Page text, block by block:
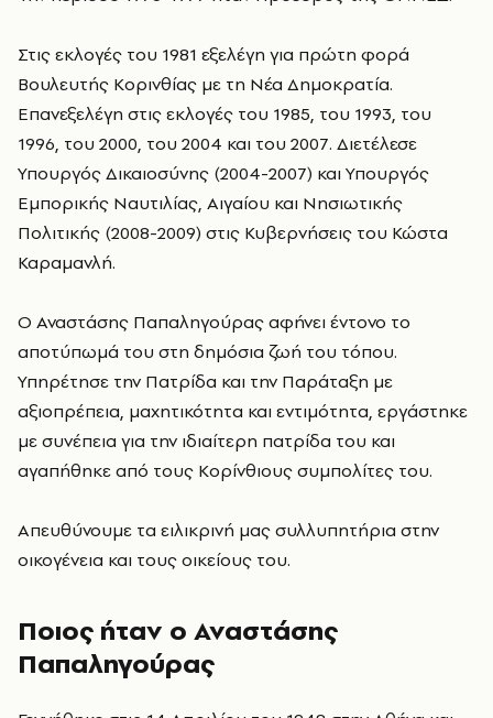
Στις εκλογές του 1981 εξελέγη για πρώτη φορά
Βουλευτής Κορινθίας με τη Νέα Δημοκρατία.
Επανεξελέγη στις εκλογές του 1985, του 1993, του
1996, του 2000, του 2004 και του 2007. Διετέλεσε
Υπουργός Δικαιοσύνης (2004-2007) και Υπουργός
Εμπορικής Ναυτιλίας, Αιγαίου και Νησιωτικής
Πολιτικής (2008-2009) στις Κυβερνήσεις του Κώστα
Καραμανλή.
Ο Αναστάσης Παπαληγούρας αφήνει έντονο το
αποτύπωμά του στη δημόσια ζωή του τόπου.
Υπηρέτησε την Πατρίδα και την Παράταξη με
αξιοπρέπεια, μαχητικότητα και εντιμότητα, εργάστηκε
με συνέπεια για την ιδιαίτερη πατρίδα του και
αγαπήθηκε από τους Κορίνθιους συμπολίτες του.
Απευθύνουμε τα ειλικρινή μας συλλυπητήρια στην
οικογένεια και τους οικείους του.
Ποιος ήταν ο Αναστάσης
Παπαληγούρας